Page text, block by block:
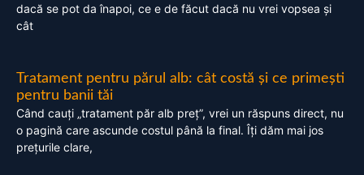
dacă se pot da înapoi, ce e de făcut dacă nu vrei vopsea și
cât
Tratament pentru părul alb: cât costă și ce primești
pentru banii tăi
Când cauți „tratament păr alb preț”, vrei un răspuns direct, nu
o pagină care ascunde costul până la final. Îți dăm mai jos
prețurile clare,